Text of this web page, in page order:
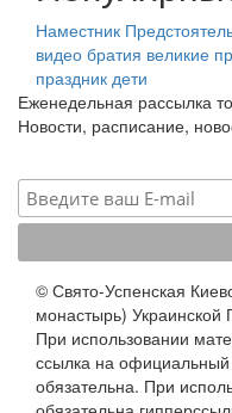
Наместник
видео братия великие
праздник дети
Еженедельная рассылка
Новости, расписание,
© Свято-Успенская
монастырь)
При использовании
ссылка на
обязательна. При